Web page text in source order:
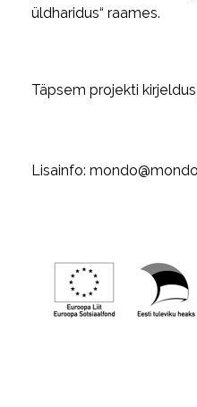
üldharidus“ raames.
Täpsem projekti kirjeldus
Lisainfo: